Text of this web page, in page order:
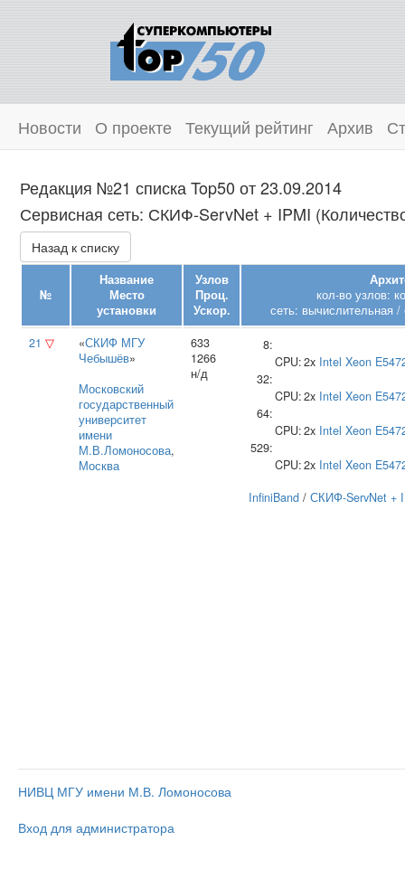
Новости О проекте Текущий рейтинг Архив
Редакция №21 списка Top50 от 23.09.2014
Сервисная сеть: СКИФ-ServNet + IPMI
Назад к списку
№
Название
Место
установки
Узлов
Проц.
Ускор.
кол-во узлов:
сеть: вычислительная /
21 ▽ «СКИФ МГУ
Чебышёв»
Московский
государственный
университет
имени
М.В.Ломоносова,
Москва
633
1266
н/д
8:
CPU:2x Intel Xeon
32:
CPU:2x Intel Xeon
64:
CPU:2x Intel Xeon
529:
CPU:2x Intel Xeon
InfiniBand / СКИФ-ServNet +
НИВЦ МГУ имени М.В. Ломоносова
Вход для администратора